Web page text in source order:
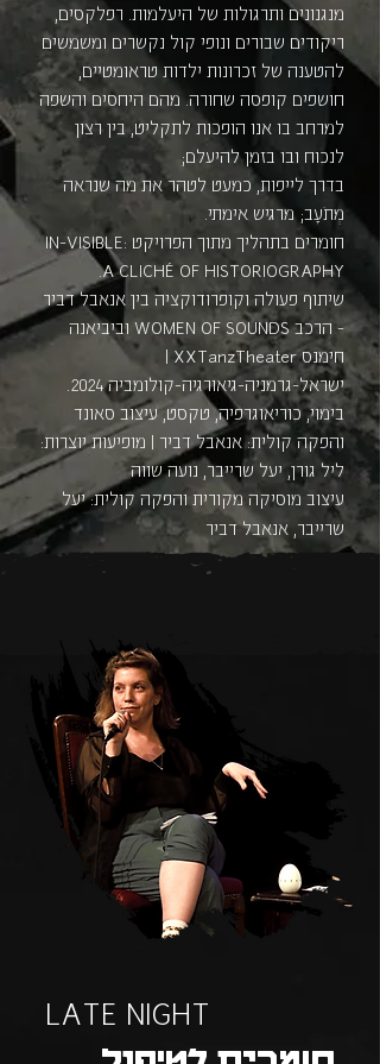
מנגנונים ותרגולות של היעלמות. רפלקסים,
ריקודים שבורים ונופי קול נקשרים ומשמשים
להטענה של זכרונות ילדות טראומטיים,
חושפים קופסה שחורה. מהם היחסים והשפה
למרחב בו אנו הופכות לתקליט, בין רצון
לנכוח ובו בזמן להיעלם;
בדרך לייפות, כמעט לטהר את מה שנראה
מְתֹעָב; מרגיש אימתי.
חומרים בתהליך מתוך הפרויקט IN-VISIBLE:
A CLICHÉ OF HISTORIOGRAPHY.
שיתוף פעולה וקופרודוקציה בין אנאבל דביר
- הרכב WOMEN OF SOUNDS וביביאנה
חימנס XXTanzTheater |
ישראל-גרמניה-גיאורגיה-קולומביה 2024.
בימוי, כוריאוגרפיה, טקסט, עיצוב סאונד
והפקה קולית: אנאבל דביר | מופיעות יוצרות:
ליל גורן, יעל שרייבר, נועה שווה
עיצוב מוסיקה מקורית והפקה קולית: יעל
שרייבר, אנאבל דביר
LATE NIGHT